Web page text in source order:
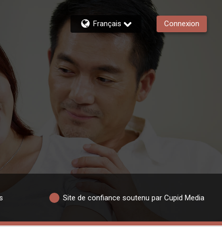
Français Connexion
Site de confiance soutenu par Cupid Media